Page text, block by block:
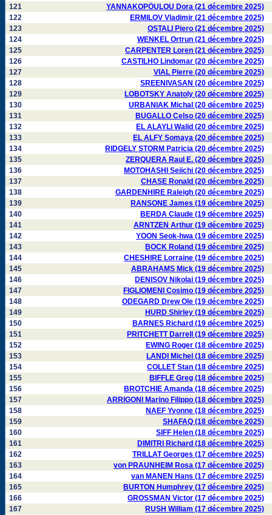
121
YANNAKOPÖULOU Dora (21 décembre 2025)
122
ERMILOV Vladimir (21 décembre 2025)
123
OSTALI Piero (21 décembre 2025)
124
WENKEL Ortrun (21 décembre 2025)
125
CARPENTER Loren (21 décembre 2025)
126
CASTILHO Lindomar (20 décembre 2025)
127
VIAL Pierre (20 décembre 2025)
128
SREENIVASAN (20 décembre 2025)
129
LOBOTSKY Anatoly (20 décembre 2025)
130
URBANIAK Michal (20 décembre 2025)
131
BUGALLO Celso (20 décembre 2025)
132
EL ALAYLI Walid (20 décembre 2025)
133
EL ALFY Somaya (20 décembre 2025)
134
RIDGELY STORM Patricia (20 décembre 2025)
135
ZERQUERA Raul E. (20 décembre 2025)
136
MOTOHASHI Seiichi (20 décembre 2025)
137
CHASE Ronald (20 décembre 2025)
138
GARDENHIRE Raleigh (20 décembre 2025)
139
RANSONE James (19 décembre 2025)
140
BERDA Claude (19 décembre 2025)
141
ARNTZEN Arthur (19 décembre 2025)
142
YOON Seok-hwa (19 décembre 2025)
143
BOCK Roland (19 décembre 2025)
144
CHESHIRE Lorraine (19 décembre 2025)
145
ABRAHAMS Mick (19 décembre 2025)
146
DENISOV Nikolai (19 décembre 2025)
147
FIGLIOMENI Cosimo (19 décembre 2025)
148
ODEGARD Drew Ole (19 décembre 2025)
149
HURD Shirley (19 décembre 2025)
150
BARNES Richard (19 décembre 2025)
151
PRITCHETT Darrell (19 décembre 2025)
152
EWING Roger (18 décembre 2025)
153
LANDI Michel (18 décembre 2025)
154
COLLET Stan (18 décembre 2025)
155
BIFFLE Greg (18 décembre 2025)
156
BROTCHIE Amanda (18 décembre 2025)
157
ARRIGONI Marino Filippo (18 décembre 2025)
158
NAEF Yvonne (18 décembre 2025)
159
SHAFAQ (18 décembre 2025)
160
SIFF Helen (18 décembre 2025)
161
DIMITRI Richard (18 décembre 2025)
162
TRILLAT Georges (17 décembre 2025)
163
von PRAUNHEIM Rosa (17 décembre 2025)
164
van MANEN Hans (17 décembre 2025)
165
BURTON Humphrey (17 décembre 2025)
166
GROSSMAN Victor (17 décembre 2025)
167
RUSH William (17 décembre 2025)